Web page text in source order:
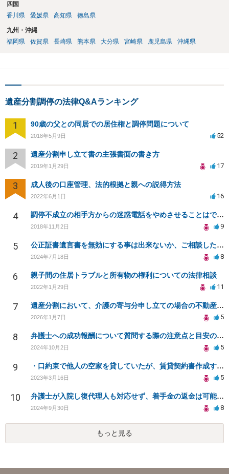
四国
香川県
愛媛県 高知県 徳島県
九州・沖縄
福岡県
佐賀県 長崎県 熊本県 大分県 宮崎県 鹿児島県 沖縄県
遺産分割調停の法律Q&Aランキング
1 90歳の父との同居での居住権と調停問題について
2018年5月9日 52
2 遺産分割申し立て書の主張書面の書き方
2019年1月29日 17
3 成人後の口座管理、法的根拠と親への説得方法
2022年6月1日 16
4 調停不成立の相手方からの迷惑電話をやめさせることはできますか？
2018年11月2日 9
5 公正証書遺言書を無効にする事は出来ないか、ご相談したいです。
2024年7月18日 8
6 親子間の住居トラブルと所有物の権利についての法律相談
2022年1月29日 11
7 遺産分割において、介護の寄与分申し立ての場合の不動産査定について。
2026年1月7日 5
8 弁護士への成功報酬について質問する際の注意点と目安の確認方法
2024年10月2日 5
9 ・口約束で他人の空家を貸していたが、賃貸契約書作成すると権利が強固になりますか？
2023年3月16日 5
10 弁護士が入院し復代理人も対応せず、着手金の返金は可能か？
2024年9月30日 8
もっと見る